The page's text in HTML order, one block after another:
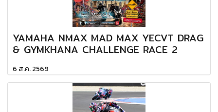
YAMAHA NMAX MAD MAX YECVT DRAG
& GYMKHANA CHALLENGE RACE 2
6 ส.ค. 2569